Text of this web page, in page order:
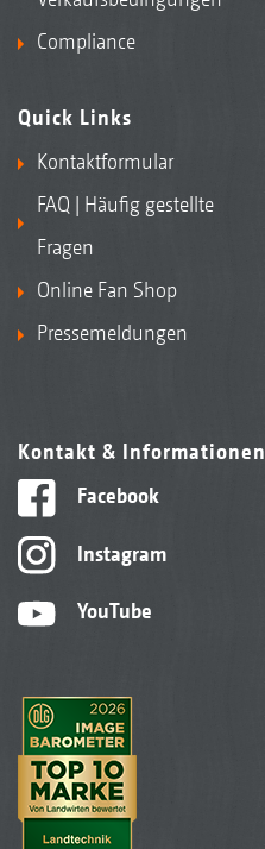
Compliance
Quick Links
Kontaktformular
FAQ | Häufig gestellte
Fragen
Online Fan Shop
Pressemeldungen
Kontakt & Informationen
Facebook
Instagram
YouTube